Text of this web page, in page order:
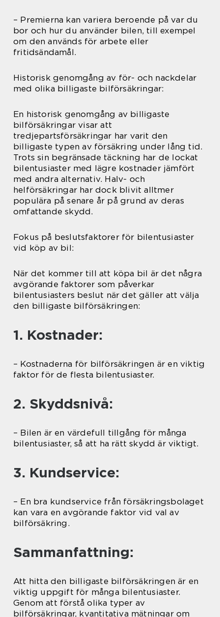
– Premierna kan variera beroende på var du
bor och hur du använder bilen, till exempel
om den används för arbete eller
fritidsändamål.
Historisk genomgång av för- och nackdelar
med olika billigaste bilförsäkringar:
En historisk genomgång av billigaste
bilförsäkringar visar att
tredjepartsförsäkringar har varit den
billigaste typen av försäkring under lång tid.
Trots sin begränsade täckning har de lockat
bilentusiaster med lägre kostnader jämfört
med andra alternativ. Halv- och
helförsäkringar har dock blivit alltmer
populära på senare år på grund av deras
omfattande skydd.
Fokus på beslutsfaktorer för bilentusiaster
vid köp av bil:
När det kommer till att köpa bil är det några
avgörande faktorer som påverkar
bilentusiasters beslut när det gäller att välja
den billigaste bilförsäkringen:
1. Kostnader:
– Kostnaderna för bilförsäkringen är en viktig
faktor för de flesta bilentusiaster.
2. Skyddsnivå:
– Bilen är en värdefull tillgång för många
bilentusiaster, så att ha rätt skydd är viktigt.
3. Kundservice:
– En bra kundservice från försäkringsbolaget
kan vara en avgörande faktor vid val av
bilförsäkring.
Sammanfattning:
Att hitta den billigaste bilförsäkringen är en
viktig uppgift för många bilentusiaster.
Genom att förstå olika typer av
bilförsäkringar, kvantitativa mätningar om